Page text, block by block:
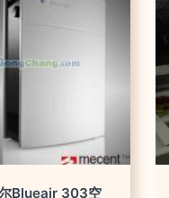
Blueair 303空